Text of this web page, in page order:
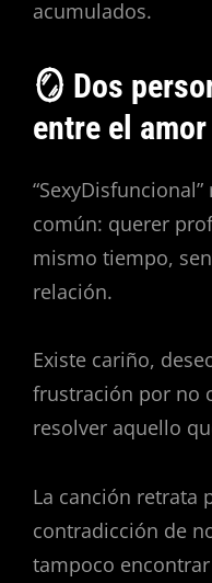
acumulados.
🪞 Dos
entre el
común: querer
mismo tiempo,
relación.
Existe cariño,
frustración por no
resolver aquello
La canción retrata
contradicción de
tampoco